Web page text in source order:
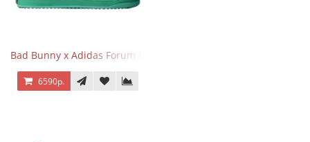
Bad Bunny x Adidas Forum Buckle Low Mint Blue
6590р.